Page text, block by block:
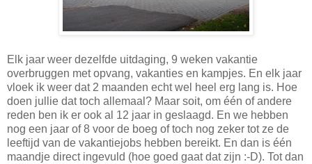
Elk jaar weer dezelfde uitdaging, 9 weken vakantie
overbruggen met opvang, vakanties en kampjes. En elk jaar
vloek ik weer dat 2 maanden echt wel heel erg lang is. Hoe
doen jullie dat toch allemaal? Maar soit, om één of andere
reden ben ik er ook al 12 jaar in geslaagd. En we hebben
nog een jaar of 8 voor de boeg of toch nog zeker tot ze de
leeftijd van de vakantiejobs hebben bereikt. En dan is één
maandje direct ingevuld (hoe goed gaat dat zijn :-D). Tot dan